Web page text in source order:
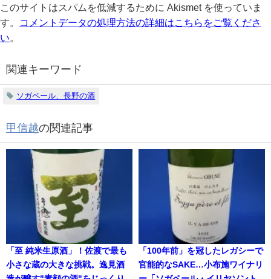
このサイトはスパムを低減するために Akismet を使っていま
す。
コメントデータの処理方法の詳細はこちらをご覧くださ
い。
関連キーワード
ソガペール、長野の酒
甲信越の関連記事
「至 純米生原酒」！佐渡で最も
小さな蔵の大きな挑戦。逸見酒
「100年前」を冠したレガシーで
官能的なSAKE…小布施ワイナリ